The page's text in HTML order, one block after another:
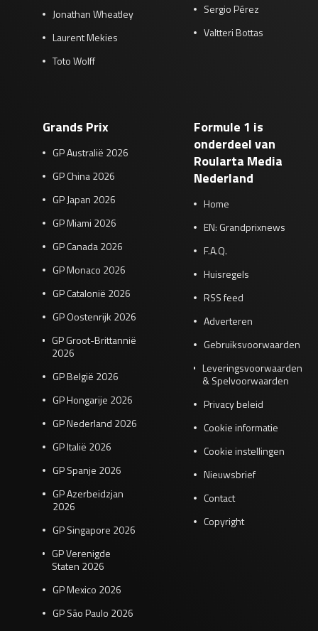
Jonathan Wheatley
Laurent Mekies
Toto Wolff
Sergio Pérez
Valtteri Bottas
Grands Prix
GP Australië 2026
GP China 2026
GP Japan 2026
GP Miami 2026
GP Canada 2026
GP Monaco 2026
GP Catalonië 2026
GP Oostenrijk 2026
GP Groot-Brittannië
2026
GP België 2026
GP Hongarije 2026
GP Nederland 2026
GP Italië 2026
GP Spanje 2026
GP Azerbeidzjan
2026
GP Singapore 2026
GP Verenigde
Staten 2026
GP Mexico 2026
GP São Paulo 2026
Formule 1 is
onderdeel van
Roularta Media
Nederland
Home
EN: Grandprixnews
F.A.Q.
Huisregels
RSS feed
Adverteren
Gebruiksvoorwaarden
Leveringsvoorwaarden
& Spelvoorwaarden
Privacy beleid
Cookie informatie
Cookie instellingen
Nieuwsbrief
Contact
Copyright